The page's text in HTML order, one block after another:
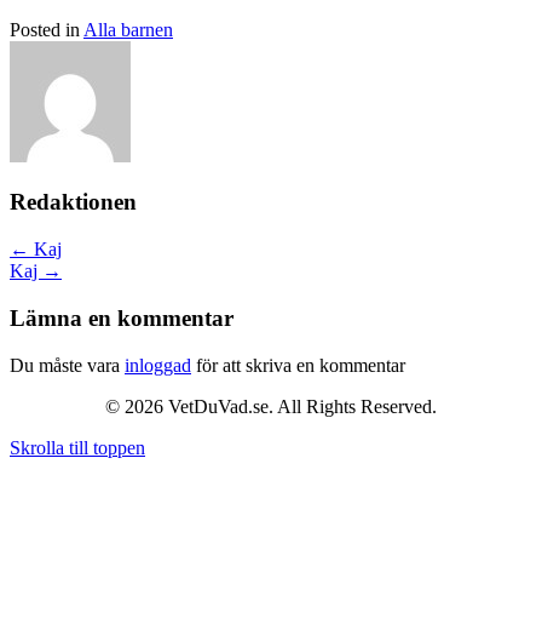
Posted in Alla barnen
Redaktionen
Posts
navigation
← Kaj
Kaj →
Lämna en kommentar
Du måste vara inloggad för att skriva en kommentar
© 2026 VetDuVad.se. All Rights Reserved.
Skrolla till toppen